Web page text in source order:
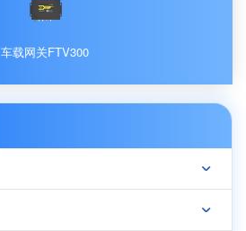
车载网关FTV300